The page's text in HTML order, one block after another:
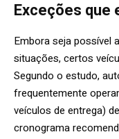
Exceções que
Embora seja possível
situações, certos
Segundo o estudo,
frequentemente
veículos de entrega)
cronograma